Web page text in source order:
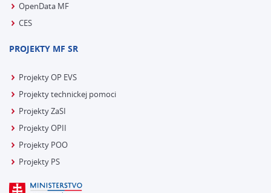
OpenData MF
CES
PROJEKTY MF SR
Projekty OP EVS
Projekty technickej pomoci
Projekty ZaSI
Projekty OPII
Projekty POO
Projekty PS